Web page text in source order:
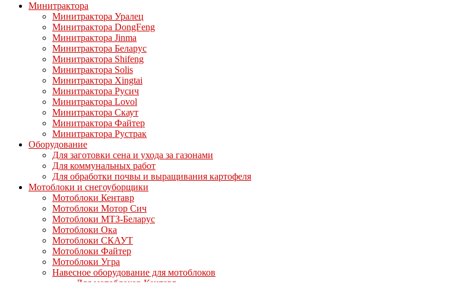
Минитрактора
Минитрактора Уралец
Минитрактора DongFeng
Минитрактора Jinma
Минитрактора Беларус
Минитрактора Shifeng
Минитрактора Solis
Минитрактора Xingtai
Минитрактора Русич
Минитрактора Lovol
Минитрактора Скаут
Минитрактора Файтер
Минитрактора Рустрак
Оборудование
Для заготовки сена и ухода за газонами
Для коммунальных работ
Для обработки почвы и выращивания картофеля
Мотоблоки и снегоуборщики
Мотоблоки Кентавр
Мотоблоки Мотор Сич
Мотоблоки МТЗ-Беларус
Мотоблоки Ока
Мотоблоки СКАУТ
Мотоблоки Файтер
Мотоблоки Угра
Навесное оборудование для мотоблоков
Для мотоблоков Кентавр